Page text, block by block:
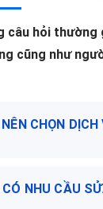
câu hỏi thường
cũng như
CHỌN DỊCH
NHU CẦU